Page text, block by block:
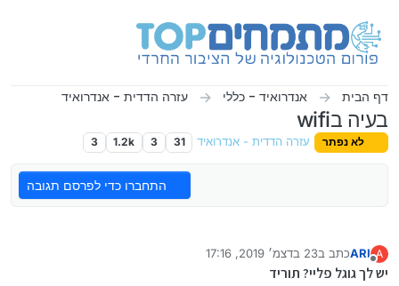
דף הבית אנדרואיד - כללי עזרה הדדית - אנדרואיד
בעיה בwifi
לא נפתר עזרה הדדית - אנדרואיד 31
3
1.2k
3
התחברו כדי לפרסם תגובה
A
מנותק
ARIכתב ב23 בדצמ׳ 2019, 17:16
נערך לאחרונה על ידי
יש לך גוגל פליי? תוריד